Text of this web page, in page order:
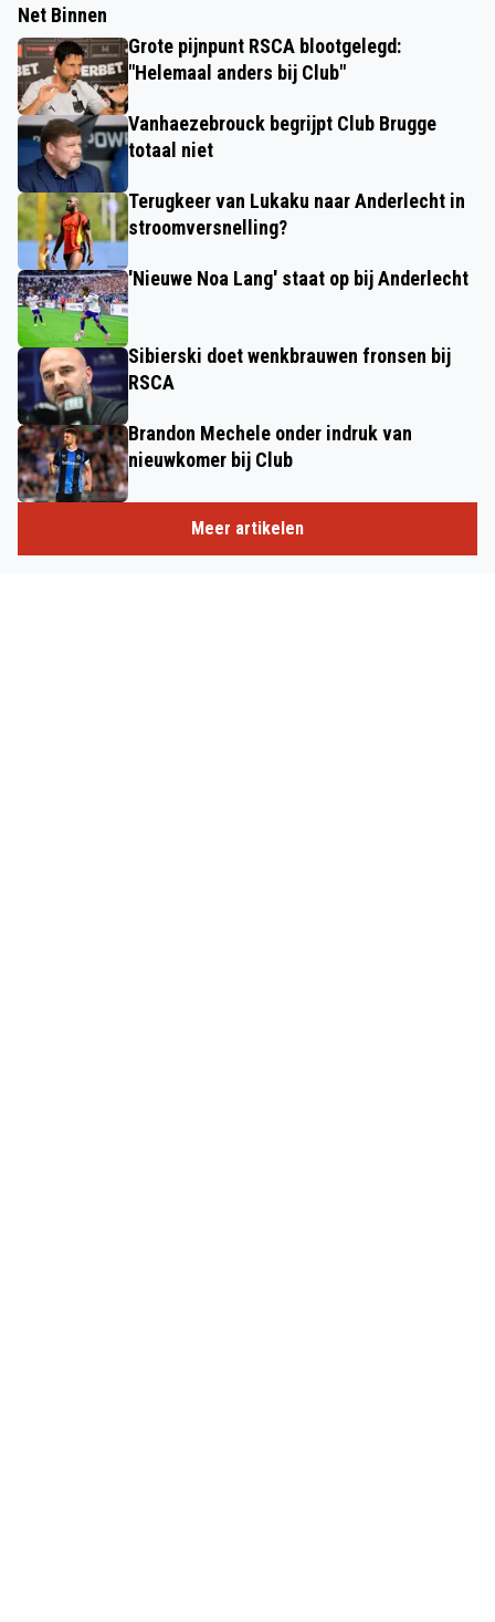
Net Binnen
Grote pijnpunt RSCA blootgelegd:
"Helemaal anders bij Club"
Vanhaezebrouck begrijpt Club Brugge
totaal niet
Terugkeer van Lukaku naar Anderlecht in
stroomversnelling?
'Nieuwe Noa Lang' staat op bij Anderlecht
Sibierski doet wenkbrauwen fronsen bij
RSCA
Brandon Mechele onder indruk van
nieuwkomer bij Club
Meer artikelen